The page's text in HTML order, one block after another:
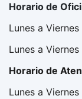
Horario de
Lunes a
Lunes a
Horario de
Lunes a